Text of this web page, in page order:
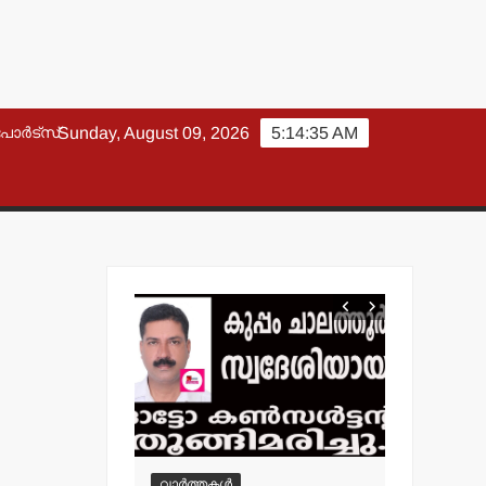
5:14:36 AM
Sunday, August 09, 2026